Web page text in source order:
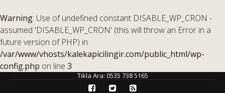
Warning: Use of undefined constant DISABLE_WP_CRON -
assumed 'DISABLE_WP_CRON' (this will throw an Error in a
future version of PHP) in
/var/www/vhosts/kalekapicilingir.com/public_html/wp-
config.php on line 3
Tıkla Ara: 0535 738 5165